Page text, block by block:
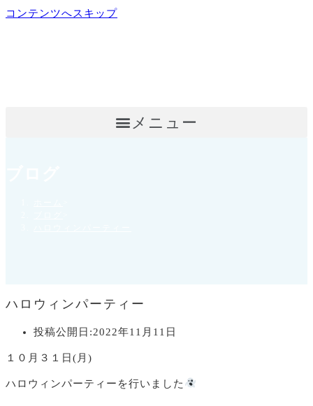
コンテンツへスキップ
メニュー
ハロウィンパーティー
投稿公開日:2022年11月11日
１０月３１日(月)
ハロウィンパーティーを行いました